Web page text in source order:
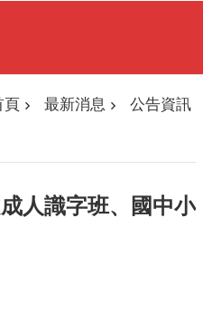
頁 最新消息 公告資訊
人識字班、國中小